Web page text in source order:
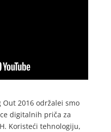
2016 održalei smo
digitalnih priča za
Koristeći tehnologiju,